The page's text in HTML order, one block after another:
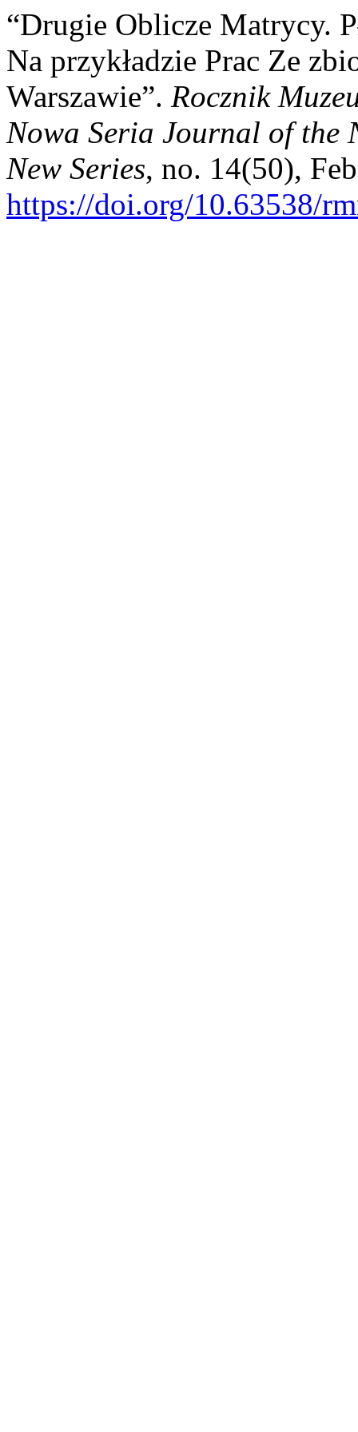
“Drugie Oblicze Matrycy.
Na przykładzie Prac Ze
Warszawie”. Rocznik
Nowa Seria Journal of the
New Series, no. 14(50),
https://doi.org/10.63538/